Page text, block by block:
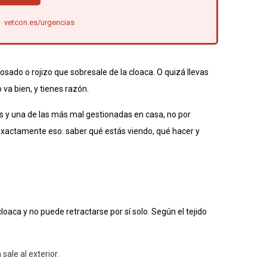
vetcon.es/urgencias
o rojizo que sobresale de la cloaca. O quizá llevas
bien, y tienes razón.
una de las más mal gestionadas en casa, no por
eso: saber qué estás viendo, qué hacer y
y no puede retractarse por sí solo. Según el tejido
al exterior.